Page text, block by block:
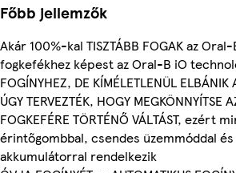
Főbb jellemzők
Akár 100%-kal TISZTÁBB FOGAK az
fogkefékhez képest az Oral-B iO
FOGÍNYHEZ, DE KÍMÉLETLENÜL ELBÁNIK
ÚGY TERVEZTÉK, HOGY MEGKÖNNYÍTSE
FOGKEFÉRE TÖRTÉNŐ VÁLTÁST, ezért
érintőgombbal, csendes üzemmóddal
akkumulátorral rendelkezik